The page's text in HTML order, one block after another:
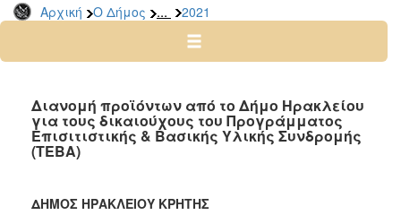
Αρχική Ο Δήμος ... 2021
2026
2024
2022
2021
2019
Διανομή προϊόντων από το Δήμο Ηρακλείου
για τους δικαιούχους του Προγράμματος
Επισιτιστικής & Βασικής Υλικής Συνδρομής
(ΤΕΒΑ)
ΔΗΜΟΣ ΗΡΑΚΛΕΙΟΥ ΚΡΗΤΗΣ